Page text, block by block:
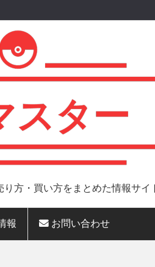
方・買い方をまとめた情報サイ
報 お問い合わせ